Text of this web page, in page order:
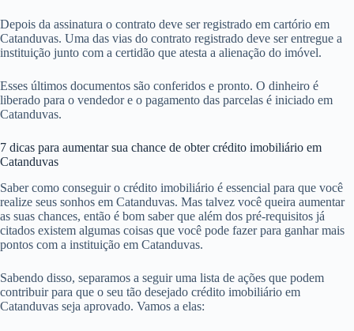
Depois da assinatura o contrato deve ser registrado em cartório em
Catanduvas. Uma das vias do contrato registrado deve ser entregue a
instituição junto com a certidão que atesta a alienação do imóvel.
Esses últimos documentos são conferidos e pronto. O dinheiro é
liberado para o vendedor e o pagamento das parcelas é iniciado em
Catanduvas.
7 dicas para aumentar sua chance de obter crédito imobiliário em
Catanduvas
Saber como conseguir o crédito imobiliário é essencial para que você
realize seus sonhos em Catanduvas. Mas talvez você queira aumentar
as suas chances, então é bom saber que além dos pré-requisitos já
citados existem algumas coisas que você pode fazer para ganhar mais
pontos com a instituição em Catanduvas.
Sabendo disso, separamos a seguir uma lista de ações que podem
contribuir para que o seu tão desejado crédito imobiliário em
Catanduvas seja aprovado. Vamos a elas: